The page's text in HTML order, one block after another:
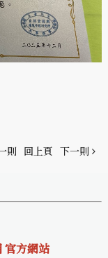
則 回上頁 下一則
官方網站